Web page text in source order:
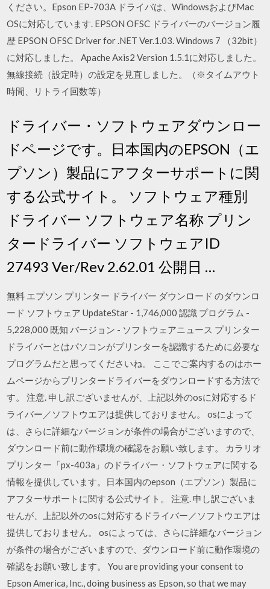
ください。Epson EP-703A ドライバは、WindowsおよびMac
OSに対応しています. EPSON OFSC ドライバーのバージョン履
歴 EPSON OFSC Driver for .NET Ver.1.03. Windows 7 （32bit）
に対応しました。 Apache Axis2 Version 1.5.1に対応しました。
無線接続（設定時）の設定を見直しました。（※タイムアウト
時間、リトライ回数等）
ドライバー・ソフトウェアダウンロー
ドページです。日本国内のEPSON（エ
プソン）製品にアフターサポートに関
する公式サイト。 ソフトウェア種別
ドライバー ソフトウェア名称 プリン
タードライバー ソフトウェアID
27493 Ver/Rev 2.62.01 公開日 …
無料 エプソン プリンター ドライバー ダウンロード のダウンロ
ード ソフトウェア UpdateStar - 1,746,000 認識 プログラム -
5,228,000 既知 バージョン - ソフトウェアニュース プリンター
ドライバーとはパソコンがプリンターを認識するために必要な
プログラムだと思ってくださいね。 ここでご案内するのはホー
ムページからプリンタードライバーをダウンロードする方法で
す。 注意. 申し訳ございませんが、上記以外のosに対応するド
ライバー／ソフトウエアは提供しておりません。 osによって
は、さらに詳細なバージョンが条件の場合がございますので、
ダウンロード前に動作環境の確認をお願い致します。 カラリオ
プリンター「px-403a」のドライバー・ソフトウェアに関する
情報を提供しています。日本国内のepson（エプソン）製品に
アフターサポートに関する公式サイト。 注意. 申し訳ございま
せんが、上記以外のosに対応するドライバー／ソフトウエアは
提供しておりません。 osによっては、さらに詳細なバージョン
が条件の場合がございますので、ダウンロード前に動作環境の
確認をお願い致します。 You are providing your consent to
Epson America, Inc., doing business as Epson, so that we may